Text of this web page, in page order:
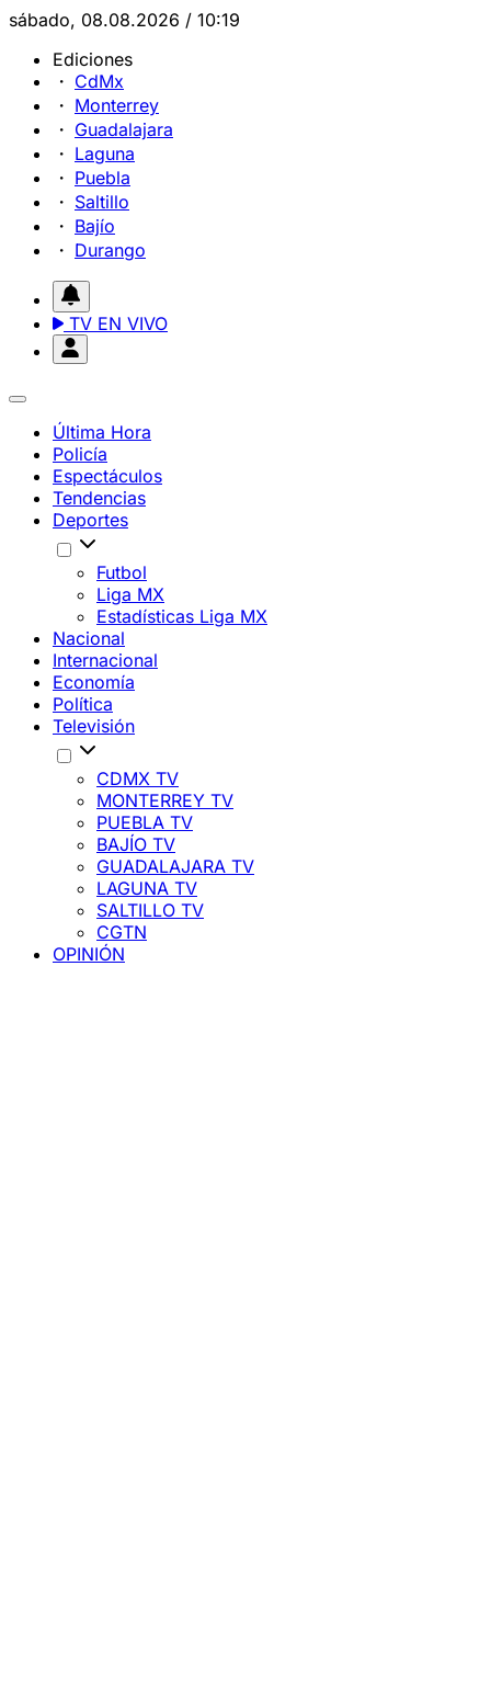
sábado, 08.08.2026 / 10:19
Ediciones
CdMx
Monterrey
Guadalajara
Laguna
Puebla
Saltillo
Bajío
Durango
TV EN VIVO
Última Hora
Policía
Espectáculos
Tendencias
Deportes
Futbol
Liga MX
Estadísticas Liga MX
Nacional
Internacional
Economía
Política
Televisión
CDMX TV
MONTERREY TV
PUEBLA TV
BAJÍO TV
GUADALAJARA TV
LAGUNA TV
SALTILLO TV
CGTN
OPINIÓN